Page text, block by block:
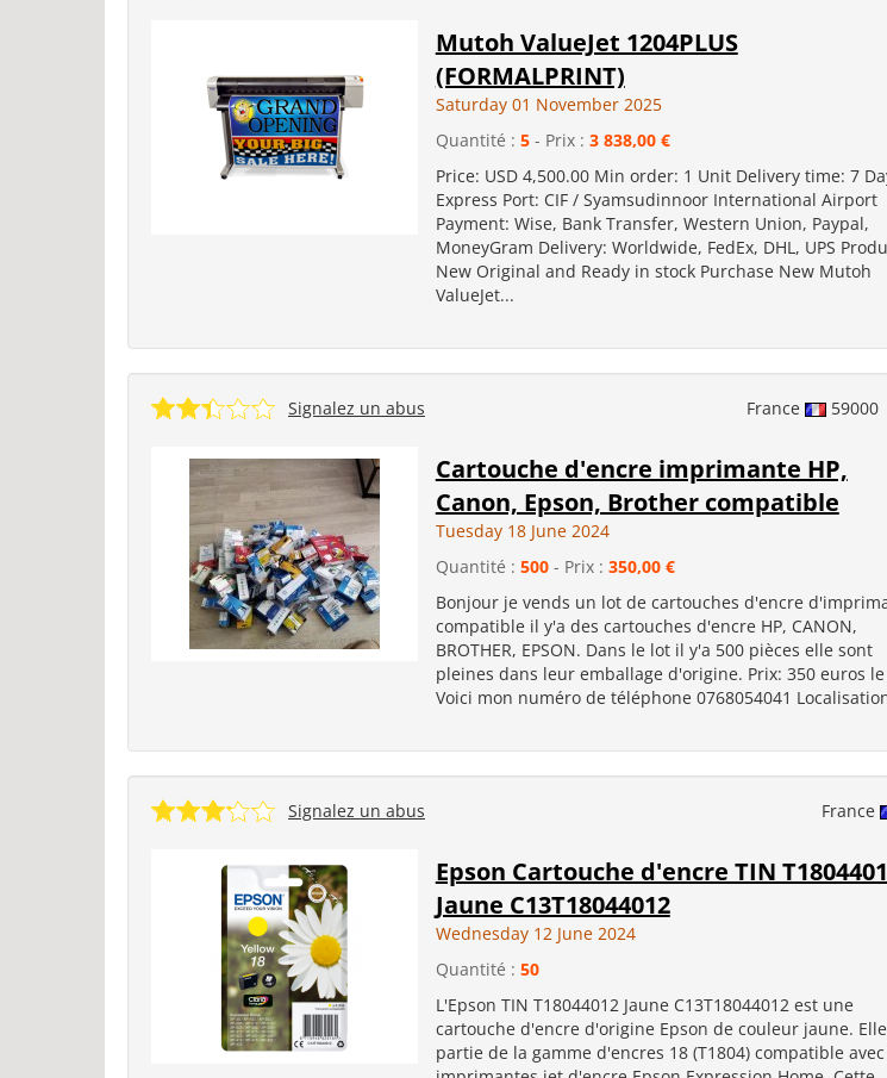
Mutoh ValueJet 1204PLUS
(FORMALPRINT)
Saturday 01 November 2025
Quantité : 5- Prix : 3 838,00 €
Price: USD 4,500.00 Min order: 1 Unit Delivery time: 7
Express Port: CIF / Syamsudinnoor International Airport
Payment: Wise, Bank Transfer, Western Union, Paypal,
MoneyGram Delivery: Worldwide, FedEx, DHL, UPS
New Original and Ready in stock Purchase New Mutoh
ValueJet...
France 59000
Signalez un abus
Cartouche d'encre imprimante HP,
Canon, Epson, Brother compatible
Tuesday 18 June 2024
Quantité : 500- Prix : 350,00 €
Bonjour je vends un lot de cartouches d'encre
compatible il y'a des cartouches d'encre HP, CANON,
BROTHER, EPSON. Dans le lot il y'a 500 pièces elle sont
pleines dans leur emballage d'origine. Prix: 350 euros
Voici mon numéro de téléphone 0768054041
France
Signalez un abus
Epson Cartouche d'encre TIN
Jaune C13T18044012
Wednesday 12 June 2024
Quantité : 50
L'Epson TIN T18044012 Jaune C13T18044012 est une
cartouche d'encre d'origine Epson de couleur jaune.
partie de la gamme d'encres 18 (T1804) compatible